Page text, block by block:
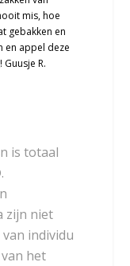
mis, hoe
gebakken en
en appel deze
R.
is totaal
zijn niet
individu
het